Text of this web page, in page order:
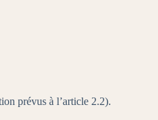
prévus à l’article 2.2).